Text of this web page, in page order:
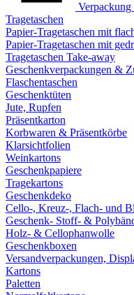
Verpackung
Tragetaschen
Papier-Tragetaschen mit
Papier-Tragetaschen mit
Tragetaschen Take-away
Geschenkverpackungen &
Flaschentaschen
Geschenktüten
Jute, Rupfen
Präsentkarton
Korbwaren & Präsentkörbe
Klarsichtfolien
Weinkartons
Geschenkpapiere
Tragekartons
Geschenkdeko
Cello-, Kreuz-, Flach- und
Geschenk- Stoff- &
Holz- & Cellophanwolle
Geschenkboxen
Versandverpackungen,
Kartons
Paletten